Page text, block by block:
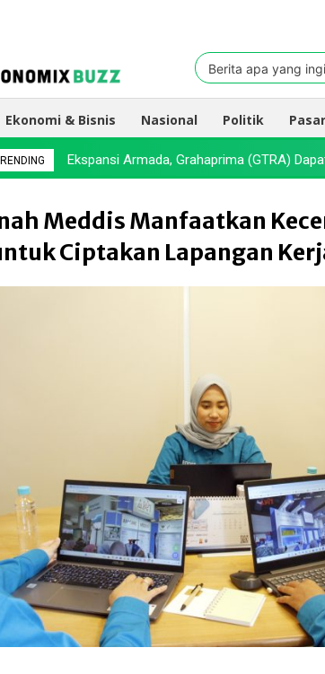
Berita apa yang
Ekonomi & Bisnis Nasional Politik
Ekspansi Armada, Grahaprima (GTRA)
Meddis Manfaatkan
Ciptakan Lapangan